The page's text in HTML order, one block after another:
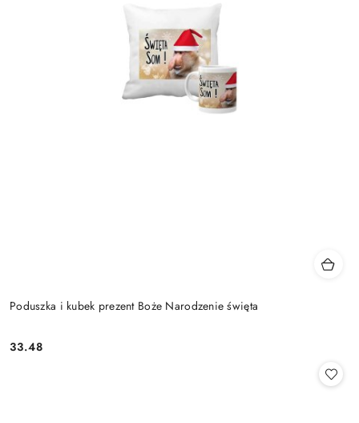
Poduszka i kubek prezent Boże Narodzenie święta
Cena:
33.48